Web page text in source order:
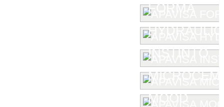
FORMA
HYDRAULIC
INSTINTO
MOOD